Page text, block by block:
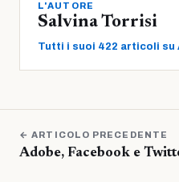
L'AUTORE
Salvina Torrisi
Tutti i suoi 422 articoli su
← ARTICOLO PRECEDENTE
Adobe, Facebook e